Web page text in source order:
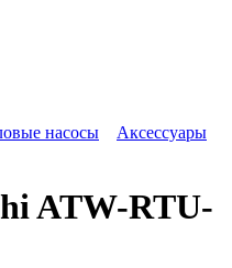
насосы
Аксессуары
ATW-RTU-